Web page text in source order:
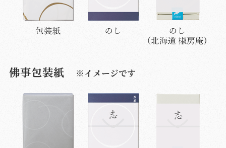
佛事包装紙 ※イメージです